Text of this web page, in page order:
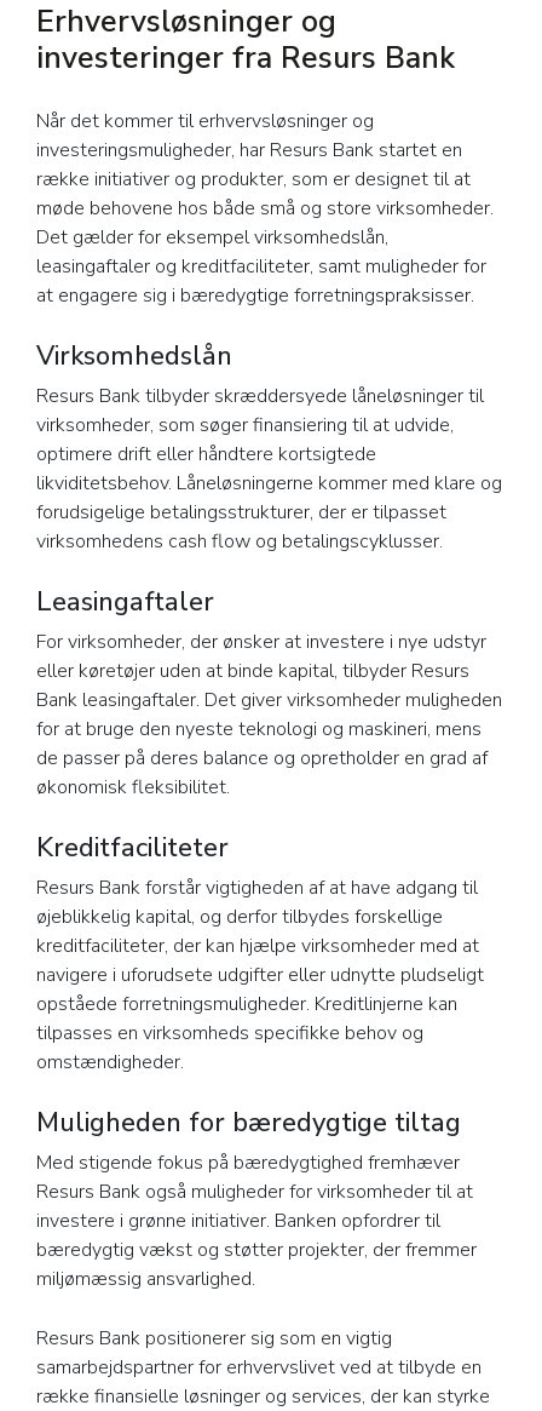
Erhvervsløsninger og
investeringer fra Resurs Bank
Når det kommer til erhvervsløsninger og
investeringsmuligheder, har Resurs Bank startet en
række initiativer og produkter, som er designet til at
møde behovene hos både små og store virksomheder.
Det gælder for eksempel virksomhedslån,
leasingaftaler og kreditfaciliteter, samt muligheder for
at engagere sig i bæredygtige forretningspraksisser.
Virksomhedslån
Resurs Bank tilbyder skræddersyede låneløsninger til
virksomheder, som søger finansiering til at udvide,
optimere drift eller håndtere kortsigtede
likviditetsbehov. Låneløsningerne kommer med klare og
forudsigelige betalingsstrukturer, der er tilpasset
virksomhedens cash flow og betalingscyklusser.
Leasingaftaler
For virksomheder, der ønsker at investere i nye udstyr
eller køretøjer uden at binde kapital, tilbyder Resurs
Bank leasingaftaler. Det giver virksomheder muligheden
for at bruge den nyeste teknologi og maskineri, mens
de passer på deres balance og opretholder en grad af
økonomisk fleksibilitet.
Kreditfaciliteter
Resurs Bank forstår vigtigheden af at have adgang til
øjeblikkelig kapital, og derfor tilbydes forskellige
kreditfaciliteter, der kan hjælpe virksomheder med at
navigere i uforudsete udgifter eller udnytte pludseligt
opståede forretningsmuligheder. Kreditlinjerne kan
tilpasses en virksomheds specifikke behov og
omstændigheder.
Muligheden for bæredygtige tiltag
Med stigende fokus på bæredygtighed fremhæver
Resurs Bank også muligheder for virksomheder til at
investere i grønne initiativer. Banken opfordrer til
bæredygtig vækst og støtter projekter, der fremmer
miljømæssig ansvarlighed.
Resurs Bank positionerer sig som en vigtig
samarbejdspartner for erhvervslivet ved at tilbyde en
række finansielle løsninger og services, der kan styrke